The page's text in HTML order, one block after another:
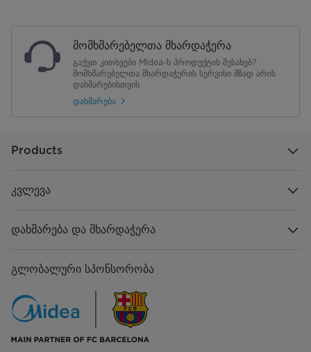
მიწოდების სიხშირე
ავტომატური გათიშვა
მომხმარებელთა მხარდაჭერა
გაქვთ კითხვები Midea-ს პროდუქტის შესახებ?
მომხმარებელთა მხარდაჭერის სერვისი მზად არის
დახმარებისთვის
დახმარება
Products
კვლევა
დახმარება და მხარდაჭერა
გლობალური სპონსორობა